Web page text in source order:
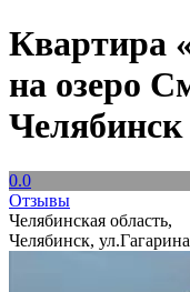
Квартира
на озеро
Челябинск
0.0
Отзывы
Челябинская область,
Челябинск,